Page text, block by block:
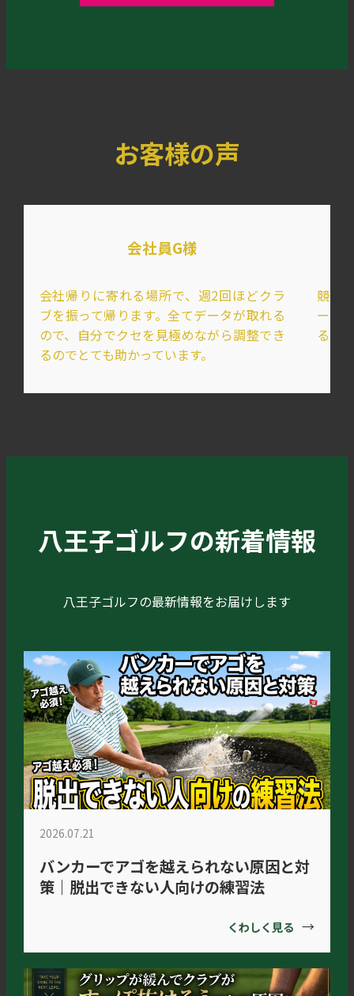
お客様の声
会社員G様
会社帰りに寄れる場所で、週2回ほどクラ
ブを振って帰ります。全てデータが取れる
ので、自分でクセを見極めながら調整でき
るのでとても助かっています。
競技
ース
るの
八王子ゴルフの新着情報
八王子ゴルフの最新情報をお届けします
2026.07.21
バンカーでアゴを越えられない原因と対
策｜脱出できない人向けの練習法
くわしく見る →